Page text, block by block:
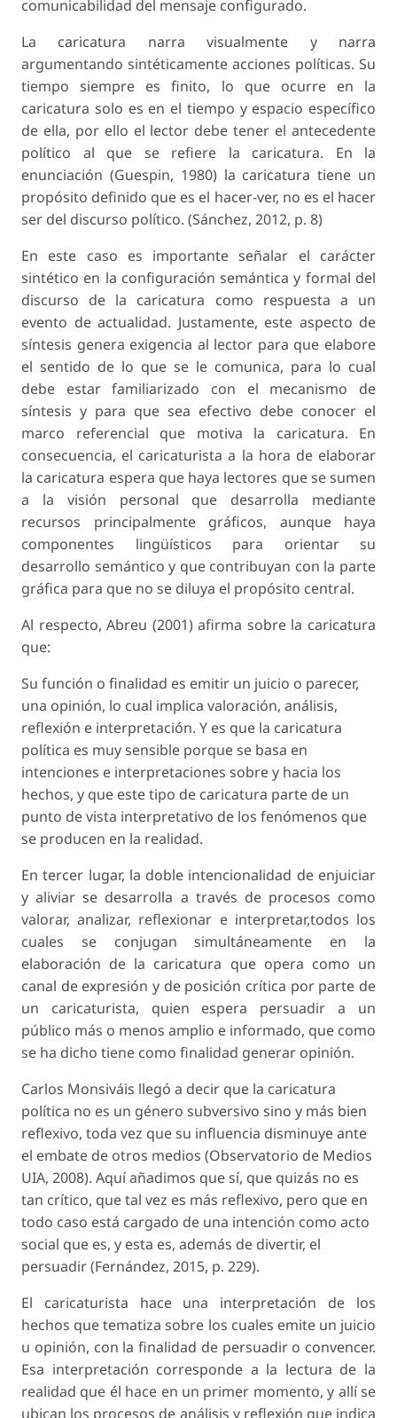
comunicabilidad del mensaje configurado.
La caricatura narra visualmente y narra
argumentando sintéticamente acciones políticas. Su
tiempo siempre es finito, lo que ocurre en la
caricatura solo es en el tiempo y espacio específico
de ella, por ello el lector debe tener el antecedente
político al que se refiere la caricatura. En la
enunciación (Guespin, 1980) la caricatura tiene un
propósito definido que es el hacer-ver, no es el hacer
ser del discurso político. (Sánchez, 2012, p. 8)
En este caso es importante señalar el carácter
sintético en la configuración semántica y formal del
discurso de la caricatura como respuesta a un
evento de actualidad. Justamente, este aspecto de
síntesis genera exigencia al lector para que elabore
el sentido de lo que se le comunica, para lo cual
debe estar familiarizado con el mecanismo de
síntesis y para que sea efectivo debe conocer el
marco referencial que motiva la caricatura. En
consecuencia, el caricaturista a la hora de elaborar
la caricatura espera que haya lectores que se sumen
a la visión personal que desarrolla mediante
recursos principalmente gráficos, aunque haya
componentes lingüísticos para orientar su
desarrollo semántico y que contribuyan con la parte
gráfica para que no se diluya el propósito central.
Al respecto, Abreu (2001) afirma sobre la caricatura
que:
Su función o finalidad es emitir un juicio o parecer,
una opinión, lo cual implica valoración, análisis,
reflexión e interpretación. Y es que la caricatura
política es muy sensible porque se basa en
intenciones e interpretaciones sobre y hacia los
hechos, y que este tipo de caricatura parte de un
punto de vista interpretativo de los fenómenos que
se producen en la realidad.
En tercer lugar, la doble intencionalidad de enjuiciar
y aliviar se desarrolla a través de procesos como
valorar, analizar, reflexionar e interpretar,todos los
cuales se conjugan simultáneamente en la
elaboración de la caricatura que opera como un
canal de expresión y de posición crítica por parte de
un caricaturista, quien espera persuadir a un
público más o menos amplio e informado, que como
se ha dicho tiene como finalidad generar opinión.
Carlos Monsiváis llegó a decir que la caricatura
política no es un género subversivo sino y más bien
reflexivo, toda vez que su influencia disminuye ante
el embate de otros medios (Observatorio de Medios
UIA, 2008). Aquí añadimos que sí, que quizás no es
tan crítico, que tal vez es más reflexivo, pero que en
todo caso está cargado de una intención como acto
social que es, y esta es, además de divertir, el
persuadir (Fernández, 2015, p. 229).
El caricaturista hace una interpretación de los
hechos que tematiza sobre los cuales emite un juicio
u opinión, con la finalidad de persuadir o convencer.
Esa interpretación corresponde a la lectura de la
realidad que él hace en un primer momento, y allí se
ubican los procesos de análisis y reflexión que indica